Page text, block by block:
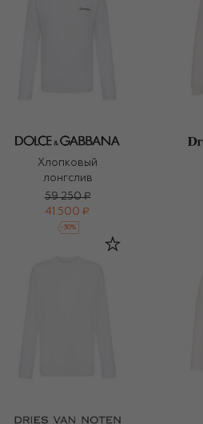
Хлопковый
лонгслив
59 250 ₽
41 500 ₽
-30%